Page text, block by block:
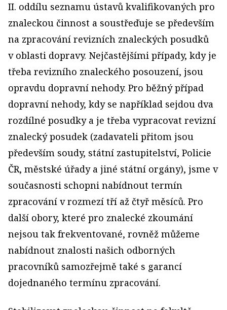
II. oddílu seznamu ústavů kvalifikovaných pro
znaleckou činnost a soustřeďuje se především
na zpracování revizních znaleckých posudků
v oblasti dopravy. Nejčastějšími případy, kdy je
třeba revizního znaleckého posouzení, jsou
opravdu dopravní nehody. Pro běžný případ
dopravní nehody, kdy se například sejdou dva
rozdílné posudky a je třeba vypracovat revizní
znalecký posudek (zadavateli přitom jsou
především soudy, státní zastupitelství, Policie
ČR, městské úřady a jiné státní orgány), jsme v
současnosti schopni nabídnout termín
zpracování v rozmezí tří až čtyř měsíců. Pro
další obory, které pro znalecké zkoumání
nejsou tak frekventované, rovněž můžeme
nabídnout znalosti našich odborných
pracovníků samozřejmě také s garancí
dojednaného termínu zpracování.